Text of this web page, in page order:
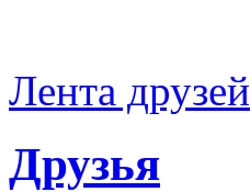
Лента друзей
Друзья